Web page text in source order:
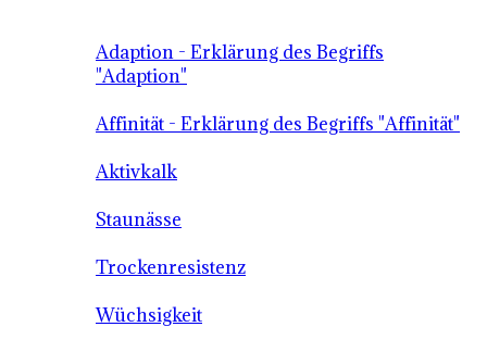
Adaption - Erklärung des Begriffs
"Adaption"
Affinität - Erklärung des Begriffs "Affinität"
Aktivkalk
Staunässe
Trockenresistenz
Wüchsigkeit